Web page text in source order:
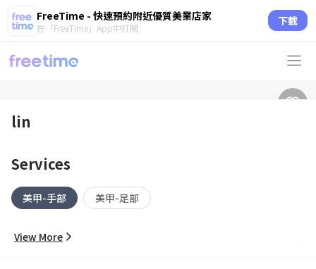
FreeTime - 快速預約附近優質美業店家
在「FreeTime」App中打開 下載
lin
Services
美甲-手部 美甲-足部
View More